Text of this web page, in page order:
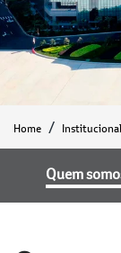
Home Institucional
Quem